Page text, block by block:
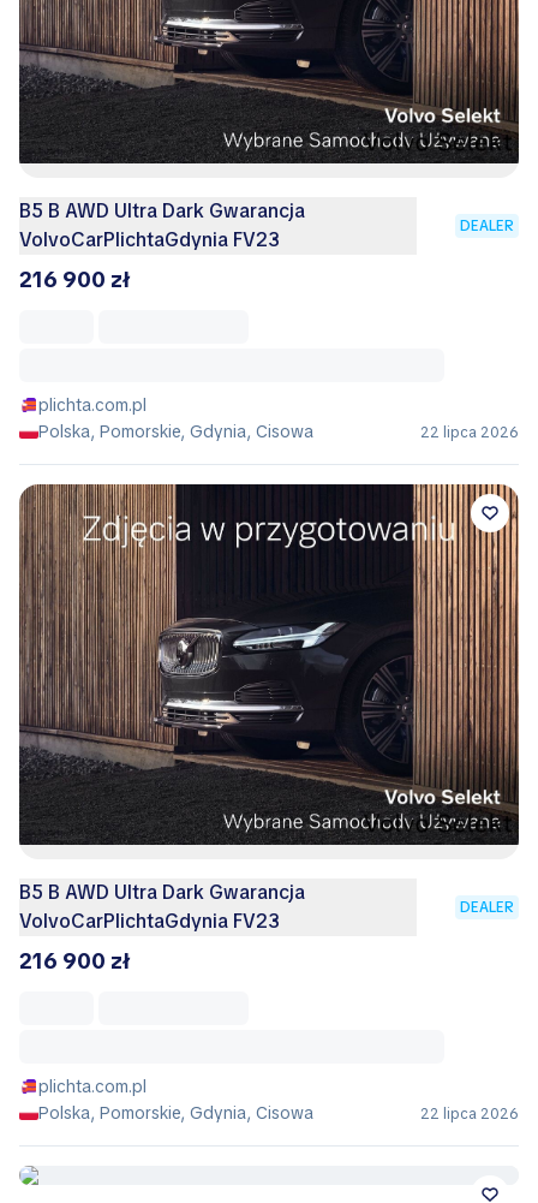
B5 B AWD Ultra Dark Gwarancja
VolvoCarPlichtaGdynia FV23
DEALER
216 900 zł
plichta.com.pl
Polska, Pomorskie, Gdynia, Cisowa
22 lipca 2026
B5 B AWD Ultra Dark Gwarancja
VolvoCarPlichtaGdynia FV23
DEALER
216 900 zł
plichta.com.pl
Polska, Pomorskie, Gdynia, Cisowa
22 lipca 2026